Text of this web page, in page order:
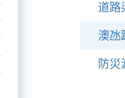
道路
澳氹
防災